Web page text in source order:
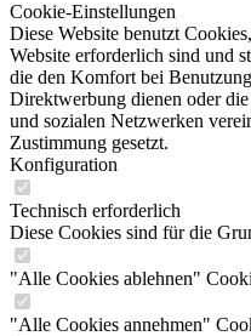
Cookie-Einstellungen
Diese Website benutzt
Website erforderlich sind und
die den Komfort bei
Direktwerbung dienen oder
und sozialen Netzwerken
Zustimmung gesetzt.
Konfiguration
Technisch erforderlich
Diese Cookies sind für die
"Alle Cookies ablehnen"
"Alle Cookies annehmen"